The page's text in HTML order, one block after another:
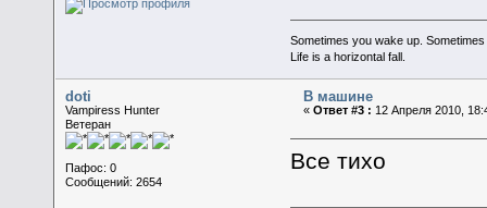
Sometimes you wake up.
Life is a horizontal fall.
doti
Vampiress Hunter
Ветеран
Пафос: 0
Сообщений: 2654
В машине
«Ответ #3 : 12 Апреля 2010,
Все тихо